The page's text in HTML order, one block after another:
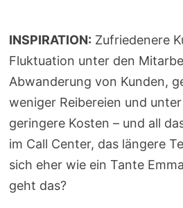
INSPIRATION: Zufriedenere
Fluktuation unter den
Abwanderung von Kunden,
weniger Reibereien und
geringere Kosten – und all
im Call Center, das längere
sich eher wie ein Tante
geht das?